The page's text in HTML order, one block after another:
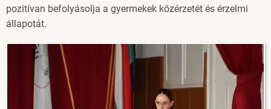
pozitívan befolyásolja a gyermekek közérzetét és érzelmi
állapotát.